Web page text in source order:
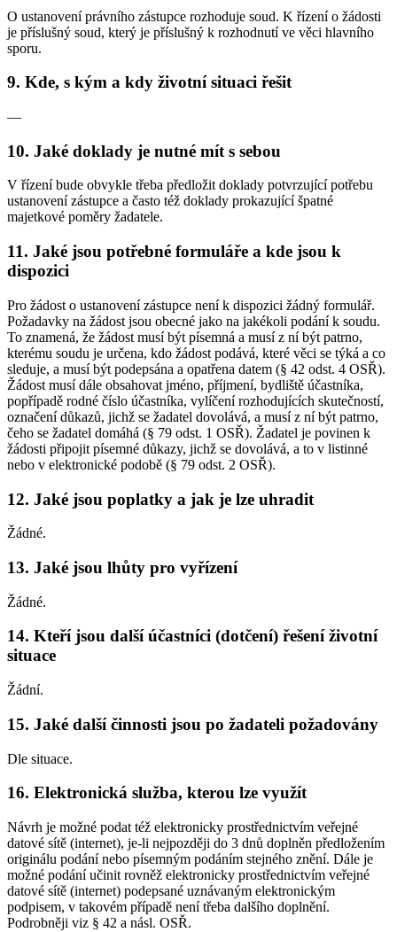
O ustanovení právního zástupce rozhoduje soud. K řízení o žádosti
je příslušný soud, který je příslušný k rozhodnutí ve věci hlavního
sporu.
9. Kde, s kým a kdy životní situaci řešit
—
10. Jaké doklady je nutné mít s sebou
V řízení bude obvykle třeba předložit doklady potvrzující potřebu
ustanovení zástupce a často též doklady prokazující špatné
majetkové poměry žadatele.
11. Jaké jsou potřebné formuláře a kde jsou k
dispozici
Pro žádost o ustanovení zástupce není k dispozici žádný formulář.
Požadavky na žádost jsou obecné jako na jakékoli podání k soudu.
To znamená, že žádost musí být písemná a musí z ní být patrno,
kterému soudu je určena, kdo žádost podává, které věci se týká a co
sleduje, a musí být podepsána a opatřena datem (§ 42 odst. 4 OSŘ).
Žádost musí dále obsahovat jméno, příjmení, bydliště účastníka,
popřípadě rodné číslo účastníka, vylíčení rozhodujících skutečností,
označení důkazů, jichž se žadatel dovolává, a musí z ní být patrno,
čeho se žadatel domáhá (§ 79 odst. 1 OSŘ). Žadatel je povinen k
žádosti připojit písemné důkazy, jichž se dovolává, a to v listinné
nebo v elektronické podobě (§ 79 odst. 2 OSŘ).
12. Jaké jsou poplatky a jak je lze uhradit
Žádné.
13. Jaké jsou lhůty pro vyřízení
Žádné.
14. Kteří jsou další účastníci (dotčení) řešení životní
situace
Žádní.
15. Jaké další činnosti jsou po žadateli požadovány
Dle situace.
16. Elektronická služba, kterou lze využít
Návrh je možné podat též elektronicky prostřednictvím veřejné
datové sítě (internet), je-li nejpozději do 3 dnů doplněn předložením
originálu podání nebo písemným podáním stejného znění. Dále je
možné podání učinit rovněž elektronicky prostřednictvím veřejné
datové sítě (internet) podepsané uznávaným elektronickým
podpisem, v takovém případě není třeba dalšího doplnění.
Podrobněji viz § 42 a násl. OSŘ.